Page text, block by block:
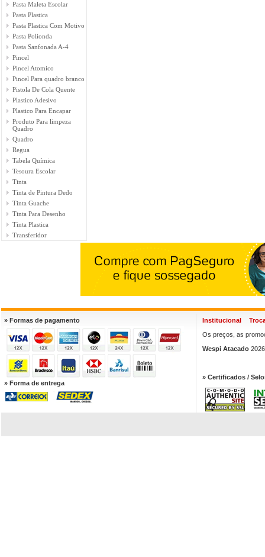
Pasta Maleta Escolar
Pasta Plastica
Pasta Plastica Com Motivo
Pasta Polionda
Pasta Sanfonada A-4
Pincel
Pincel Atomico
Pincel Para quadro branco
Pistola De Cola Quente
Plastico Adesivo
Plastico Para Encapar
Produto Para limpeza
Quadro
Quadro
Regua
Tabela Química
Tesoura Escolar
Tinta
Tinta de Pintura Dedo
Tinta Guache
Tinta Para Desenho
Tinta Plastica
Transferidor
» Formas de pagamento
» Forma de entrega
Institucional
Os preços, as
Wespi Atacado
» Certificados /